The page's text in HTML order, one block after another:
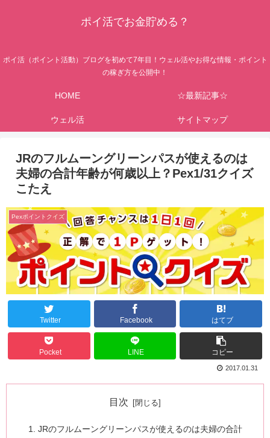
ポイ活でお金貯める？
ポイ活（ポイント活動）ブログを初めて7年目！ウェル活やお得な情報・ポイント
の稼ぎ方を公開中！
HOME ☆最新記事☆
ウェル活 サイトマップ
JRのフルムーングリーンパスが使えるのは
夫婦の合計年齢が何歳以上？Pex1/31クイズ
こたえ
Pexポイントクイズ
Twitter Facebook はてブ
Pocket LINE コピー
2017.01.31
目次
JRのフルムーングリーンパスが使えるのは夫婦の合計